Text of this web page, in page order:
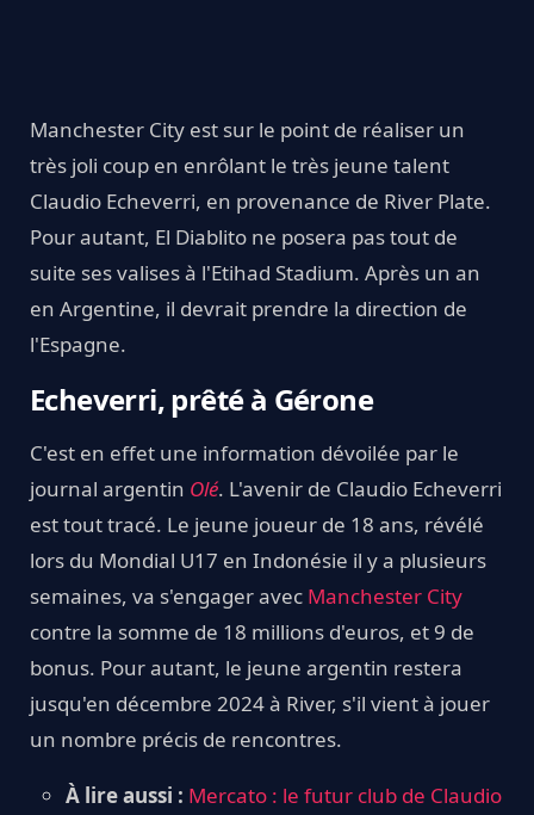
Manchester City est sur le point de réaliser un
très joli coup en enrôlant le très jeune talent
Claudio Echeverri, en provenance de River Plate.
Pour autant, El Diablito ne posera pas tout de
suite ses valises à l'Etihad Stadium. Après un an
en Argentine, il devrait prendre la direction de
l'Espagne.
Echeverri, prêté à Gérone
C'est en effet une information dévoilée par le
journal argentin Olé. L'avenir de Claudio Echeverri
est tout tracé. Le jeune joueur de 18 ans, révélé
lors du Mondial U17 en Indonésie il y a plusieurs
semaines, va s'engager avec Manchester City
contre la somme de 18 millions d'euros, et 9 de
bonus. Pour autant, le jeune argentin restera
jusqu'en décembre 2024 à River, s'il vient à jouer
un nombre précis de rencontres.
À lire aussi : Mercato : le futur club de Claudio